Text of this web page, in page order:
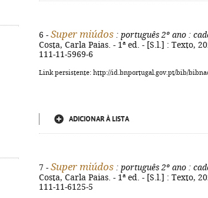
6 - Super miúdos : português 2º ano :
Costa, Carla Paias. - 1ª ed. - [S.l.] : Texto,
111-11-5969-6
Link persistente: http://id.bnportugal.gov.pt/bib/
ADICIONAR À LISTA
7 - Super miúdos : português 2º ano :
Costa, Carla Paias. - 1ª ed. - [S.l.] : Texto,
111-11-6125-5